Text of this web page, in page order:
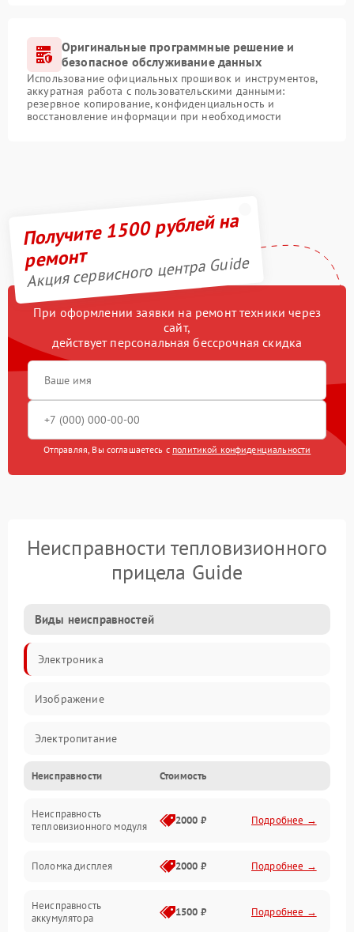
Оригинальные программные решение и
безопасное обслуживание данных
Использование официальных прошивок и инструментов,
аккуратная работа с пользовательскими данными:
резервное копирование, конфиденциальность и
восстановление информации при необходимости
Получите 1500 рублей на
ремонт
Акция сервисного центра Guide
При оформлении заявки на ремонт техники через
сайт,
действует персональная бессрочная скидка
Отправляя, Вы соглашаетесь с политикой конфиденциальности
Неисправности тепловизионного
прицела Guide
Виды неисправностей
Электроника
Изображение
Электропитание
Измерения
Матрица
Неисправности Стоимость
Неисправность
тепловизионного модуля
2000 ₽ Подробнее →
Поломка дисплея 2000 ₽ Подробнее →
Неисправность
аккумулятора
1500 ₽ Подробнее →